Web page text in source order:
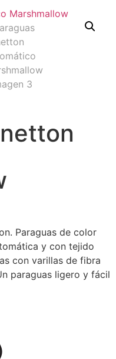
Paraguas de color
y con tejido
con varillas de fibra
paraguas ligero y fácil